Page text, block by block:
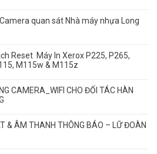
quan sát Nhà máy nhựa Long
Reset Máy In Xerox P225, P265,
M115w & M115z
CAMERA_WIFI CHO ĐỐI TÁC HÀN
& ÂM THANH THÔNG BÁO – LỮ ĐOÀN